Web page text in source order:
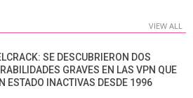
VIEW ALL
SE DESCUBRIERON DOS
GRAVES EN LAS VPN QUE
ESTADO INACTIVAS DESDE 1996